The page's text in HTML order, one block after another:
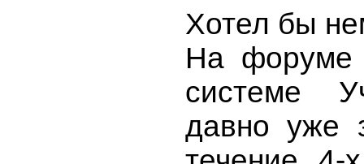
Хотел бы
На форуме
системе
давно уже